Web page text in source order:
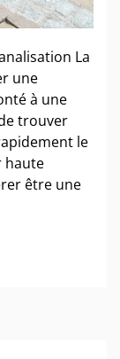
La
une
à une
trouver
le
haute
être une